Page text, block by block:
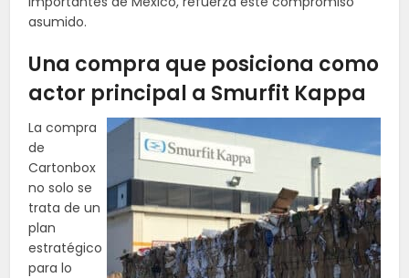
asumido.
Una compra que posiciona como
actor principal a Smurfit Kappa
La compra
de
Cartonbox
no solo se
trata de un
plan
estratégico
para lo